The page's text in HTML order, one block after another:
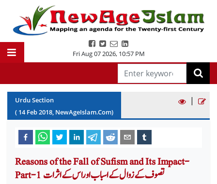
Fri Aug 07 2026, 10:57 PM
Urdu Section
( 14 Feb2018, NewAgeIslam.Com)
|
Reasons of the Fall of Sufism and Its Impact-
Part-1 تصوف کے زوال کے اسباب او راس کے اثرات